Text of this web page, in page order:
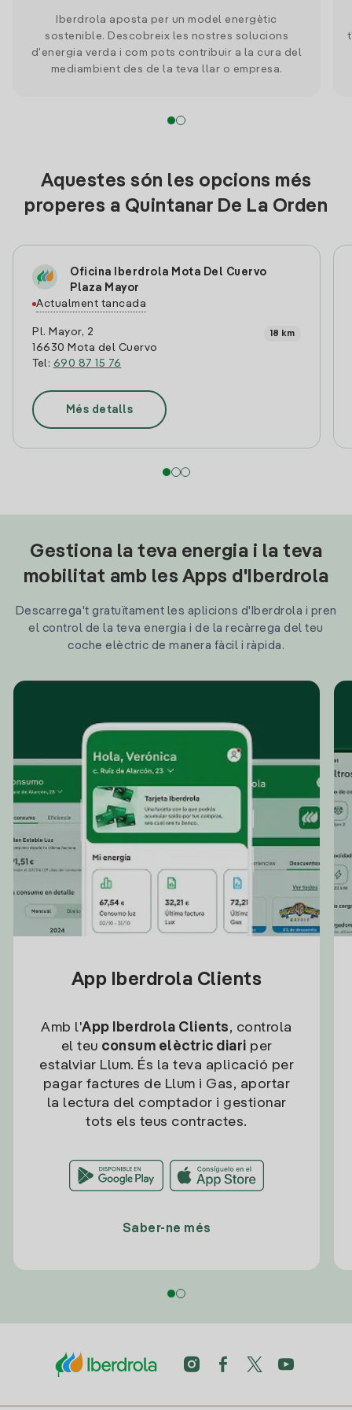
Iberdrola aposta per un model energètic
sostenible. Descobreix les nostres solucions
d'energia verda i com pots contribuir a la cura del
mediambient des de la teva llar o empresa.
Aquestes són les opcions més
properes a Quintanar De La Orden
Oficina Iberdrola Mota Del Cuervo
Plaza Mayor
Actualment tancada
Pl. Mayor, 2
16630 Mota del Cuervo
Tel: 690 87 15 76
18 km
Més detalls
Gestiona la teva energia i la teva
mobilitat amb les Apps d'Iberdrola
Descarrega't gratuïtament les aplicions d'Iberdrola i pren
el control de la teva energia i de la recàrrega del teu
coche elèctric de manera fàcil i ràpida.
App Iberdrola Clients
Amb l'App Iberdrola Clients, controla
el teu consum elèctric diari per
estalviar Llum. És la teva aplicació per
pagar factures de Llum i Gas, aportar
la lectura del comptador i gestionar
tots els teus contractes.
Saber-ne més